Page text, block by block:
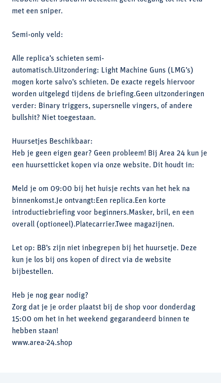
met een sniper.
Semi-only veld:
Alle replica’s schieten semi-
automatisch.Uitzondering: Light Machine Guns (LMG’s)
mogen korte salvo’s schieten. De exacte regels hiervoor
worden uitgelegd tijdens de briefing.Geen uitzonderingen
verder: Binary triggers, supersnelle vingers, of andere
bullshit? Niet toegestaan.
Huursetjes Beschikbaar:
Heb je geen eigen gear? Geen probleem! Bij Area 24 kun je
een huursetticket kopen via onze website. Dit houdt in:
Meld je om 09:00 bij het huisje rechts van het hek na
binnenkomst.Je ontvangt:Een replica.Een korte
introductiebriefing voor beginners.Masker, bril, en een
overall (optioneel).Platecarrier.Twee magazijnen.
Let op: BB’s zijn niet inbegrepen bij het huursetje. Deze
kun je los bij ons kopen of direct via de website
bijbestellen.
Heb je nog gear nodig?
Zorg dat je je order plaatst bij de shop voor donderdag
15:00 om het in het weekend gegarandeerd binnen te
hebben staan!
www.area-24.shop